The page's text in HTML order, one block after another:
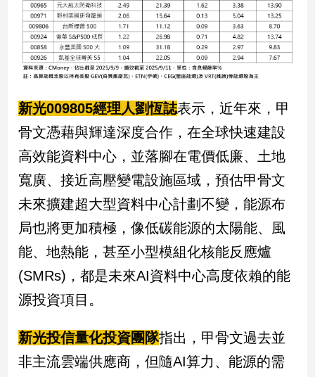
新光009805經理人劉恆誌表示，近年來，甲
骨文憑藉與輝達深度合作，在全球快速建設
高效能資料中心，並落腳在電價低廉、土地
寬廣、接近高壓變電設施區域，預估甲骨文
未來擴建超大型資料中心計劃不變，能源布
局也將更加積極，像低碳能源的太陽能、風
能、地熱能，甚至小型模組化核能反應爐
(SMRs)，都是未來AI資料中心高度依賴的能
源投資項目。
新光投信量化投資團隊指出，甲骨文過去並
非主流雲端供應商，但隨AI算力、能源的需